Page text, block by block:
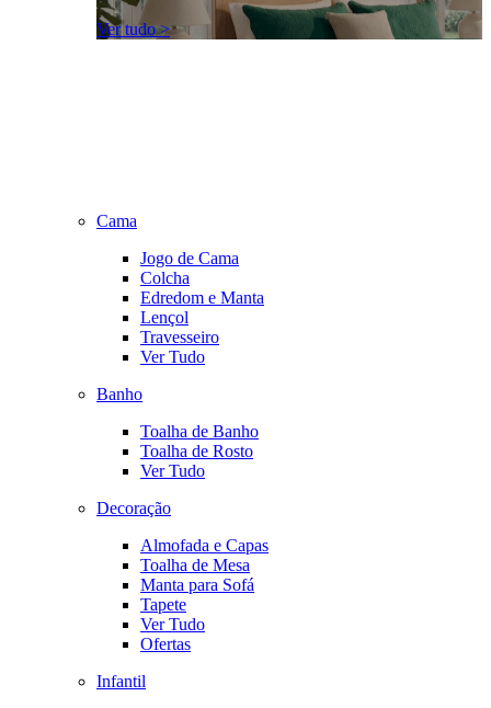
Ver tudo >
Cama
Jogo de Cama
Colcha
Edredom e Manta
Lençol
Travesseiro
Ver Tudo
Banho
Toalha de Banho
Toalha de Rosto
Ver Tudo
Decoração
Almofada e Capas
Toalha de Mesa
Manta para Sofá
Tapete
Ver Tudo
Ofertas
Infantil